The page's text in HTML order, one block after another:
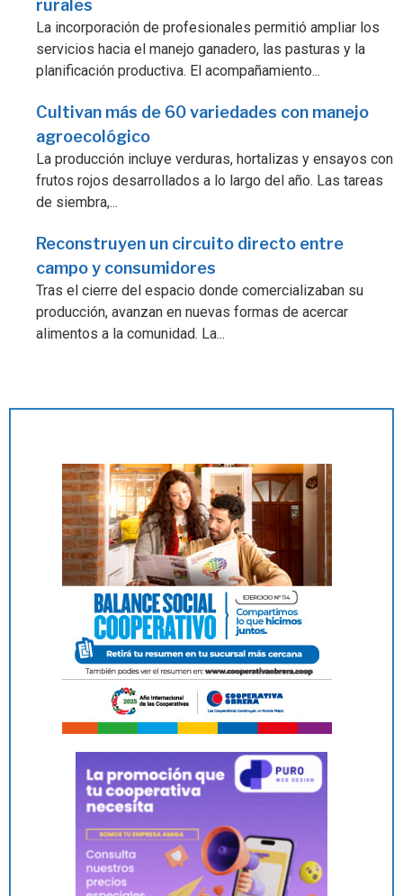
rurales
La incorporación de profesionales permitió ampliar los
servicios hacia el manejo ganadero, las pasturas y la
planificación productiva. El acompañamiento...
Cultivan más de 60 variedades con manejo
agroecológico
La producción incluye verduras, hortalizas y ensayos con
frutos rojos desarrollados a lo largo del año. Las tareas
de siembra,...
Reconstruyen un circuito directo entre
campo y consumidores
Tras el cierre del espacio donde comercializaban su
producción, avanzan en nuevas formas de acercar
alimentos a la comunidad. La...